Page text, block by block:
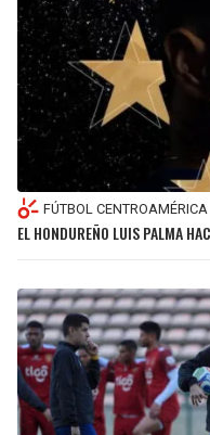
FÚTBOL CENTROAMÉRICA
EL HONDUREÑO LUIS PALMA